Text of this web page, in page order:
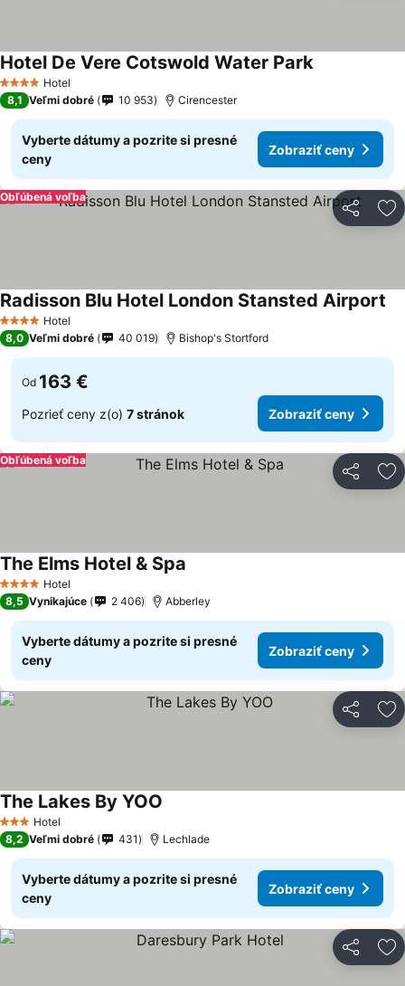
4 Počet hviezdičiek
Hotel
Hotel De Vere Cotswold Water ParkZobraziť
8,1 Veľmi dobré 10 953 Cirencester
Vyberte dátumy a pozrite si presné
ceny
Zobraziť ceny
Zdieľať
Obľúbená voľba
4 Počet hviezdičiek
Hotel
Radisson Blu Hotel London Stansted Airport
8,0 Veľmi dobré 40 019 Bishop's Stortford
Od 163 €
Pozrieť ceny z(o) 7 stránok Zobraziť ceny
Zdieľať
Obľúbená voľba
4 Počet hviezdičiek
Hotel
The Elms Hotel & Spa
8,5 Vynikajúce 2 406 Abberley
Vyberte dátumy a pozrite si presné
ceny
Zobraziť ceny
Zdieľať
3 Počet hviezdičiek
Hotel
The Lakes By YOO
8,2 Veľmi dobré 431 Lechlade
Vyberte dátumy a pozrite si presné
ceny
Zobraziť ceny
Zdieľať